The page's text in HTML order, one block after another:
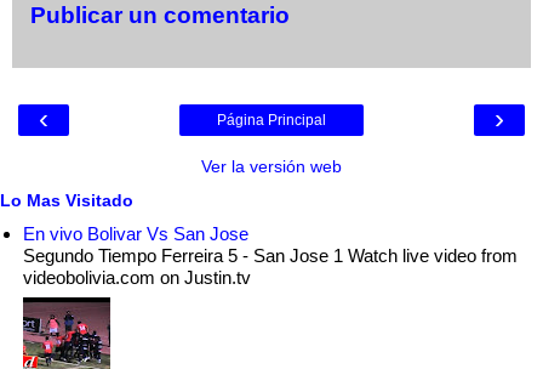
Publicar un comentario
‹ ›
Página Principal
Ver la versión web
Lo Mas Visitado
En vivo Bolivar Vs San Jose
Segundo Tiempo Ferreira 5 - San Jose 1 Watch live video from
videobolivia.com on Justin.tv